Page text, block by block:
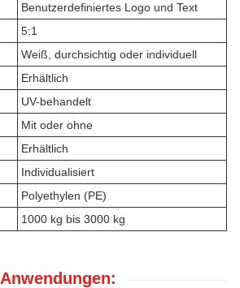
Benutzerdefiniertes Logo und Text
5:1
Weiß, durchsichtig oder individuell
Erhältlich
UV-behandelt
Mit oder ohne
Erhältlich
Individualisiert
Polyethylen (PE)
1000 kg bis 3000 kg
Anwendungen: